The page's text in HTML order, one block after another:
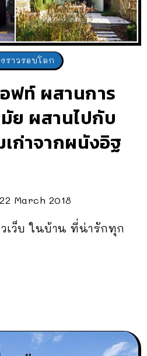
งราวรอบโลก
ฟท์ ผสานการ
ย ผสานไปกับ
ก่าจากผนังอิฐ
22 March 2018
เว็บ ในบ้าน ที่น่ารักทุก